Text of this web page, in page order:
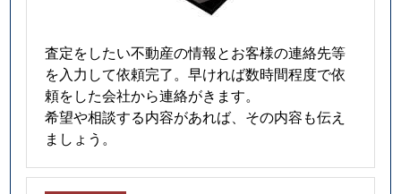
査定をしたい不動産の情報とお客様の連絡先等
を入力して依頼完了。早ければ数時間程度で依
頼をした会社から連絡がきます。
希望や相談する内容があれば、その内容も伝え
ましょう。